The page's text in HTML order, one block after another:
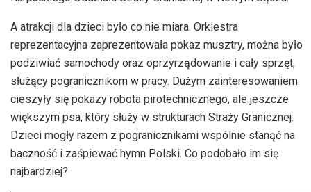
A atrakcji dla dzieci było co nie miara. Orkiestra
reprezentacyjna zaprezentowała pokaz musztry, można było
podziwiać samochody oraz oprzyrządowanie i cały sprzęt,
służący pogranicznikom w pracy. Dużym zainteresowaniem
cieszyły się pokazy robota pirotechnicznego, ale jeszcze
większym psa, który służy w strukturach Straży Granicznej.
Dzieci mogły razem z pogranicznikami wspólnie stanąć na
baczność i zaśpiewać hymn Polski. Co podobało im się
najbardziej?